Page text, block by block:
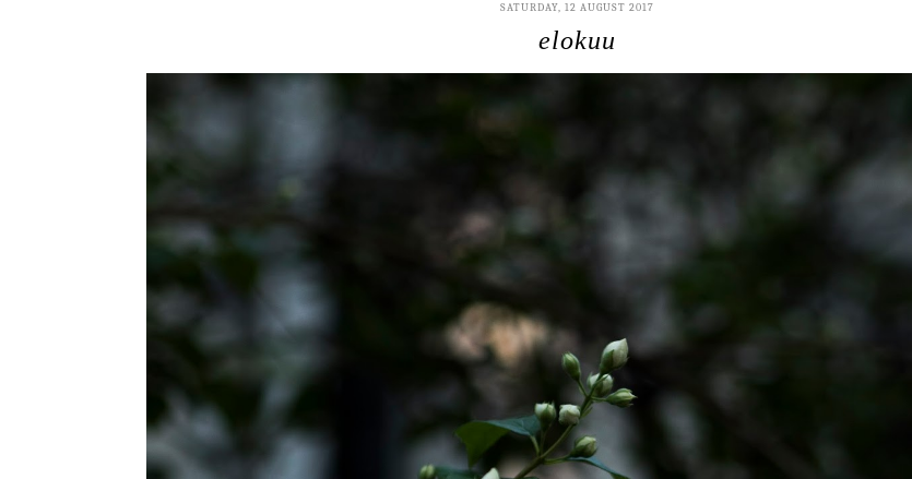
SATURDAY, 12 AUGUST 2017
elokuu